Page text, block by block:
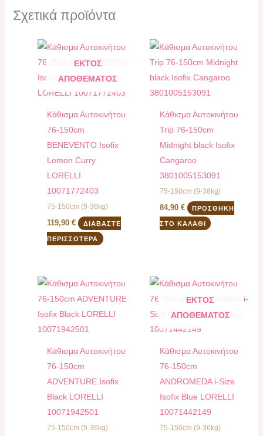
Σχετικά προϊόντα
ΕΚΤΌΣ
ΑΠΟΘΈΜΑΤΟΣ
Kάθισμα Αυτοκινήτου
76-150cm
BENEVENTO Isofix
Lemon Curry
LORELLI
10071772403
75-150cm (9-36kg)
119,90€ ΔΙΑΒΆΣΤΕ
ΠΕΡΙΣΣΌΤΕΡΑ
Kάθισμα Αυτοκινήτου
Trip 76-150cm
Midnight black Isofix
Cangaroo
3801005153091
75-150cm (9-36kg)
84,90 € ΠΡΟΣΘΉΚΗ
ΣΤΟ ΚΑΛΆΘΙ
Kάθισμα Αυτοκινήτου
76-150cm
ADVENTURE Isofix
Black LORELLI
10071942501
75-150cm (9-36kg)
ΕΚΤΌΣ
ΑΠΟΘΈΜΑΤΟΣ
Kάθισμα Αυτοκινήτου
76-150cm
ANDROMEDA i-Size
Isofix Blue LORELLI
10071442149
75-150cm (9-36kg)